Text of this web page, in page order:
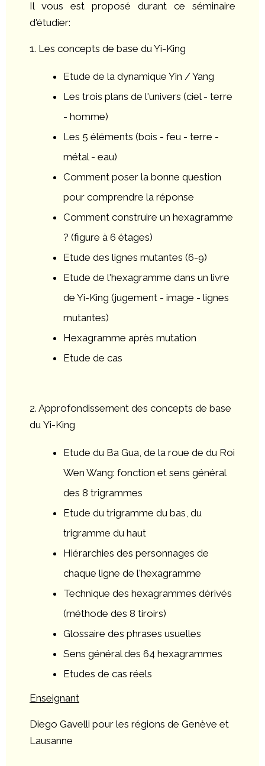
Il vous est proposé durant ce séminaire
d'étudier:
1. Les concepts de base du Yi-King
Etude de la dynamique Yin / Yang
Les trois plans de l'univers (ciel - terre
- homme)
Les 5 éléments (bois - feu - terre -
métal - eau)
Comment poser la bonne question
pour comprendre la réponse
Comment construire un hexagramme
? (figure à 6 étages)
Etude des lignes mutantes (6-9)
Etude de l'hexagramme dans un livre
de Yi-King (jugement - image - lignes
mutantes)
Hexagramme après mutation
Etude de cas
2. Approfondissement des concepts de base
du Yi-King
Etude du Ba Gua, de la roue de du Roi
Wen Wang: fonction et sens général
des 8 trigrammes
Etude du trigramme du bas, du
trigramme du haut
Hiérarchies des personnages de
chaque ligne de l'hexagramme
Technique des hexagrammes dérivés
(méthode des 8 tiroirs)
Glossaire des phrases usuelles
Sens général des 64 hexagrammes
Etudes de cas réels
Enseignant
Diego Gavelli pour les régions de Genève et
Lausanne